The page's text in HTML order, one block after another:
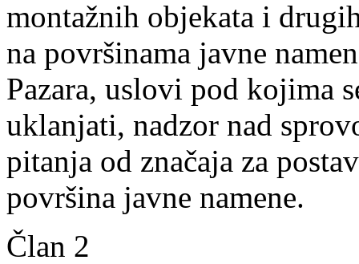
montažnih objekata i
na površinama javne
Pazara, uslovi pod kojima
uklanjati, nadzor nad
pitanja od značaja za
površina javne namene.
Član 2